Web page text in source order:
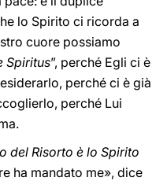
lo Spirito ci ricorda a
cuore possiamo
Spiritus”, perché Egli ci è
perché ci è già
perché Lui
del Risorto è lo Spirito
ha mandato me», dice